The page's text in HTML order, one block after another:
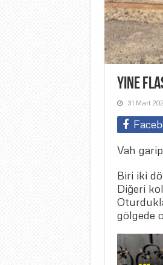
Yine
31 Mart
Vah
Biri iki
Diğeri
gölgede